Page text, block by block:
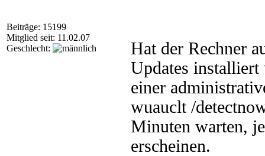
Beiträge: 15199
Mitglied seit: 11.02.07
Geschlecht:
Hat der Rechner
Updates
einer
wuauclt /
Minuten warten,
erscheinen.